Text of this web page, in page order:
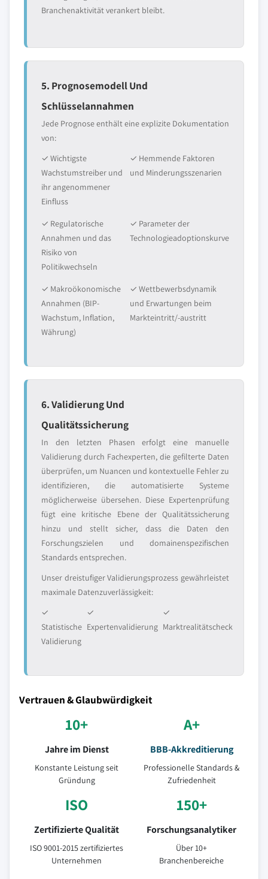
Branchenaktivität verankert bleibt.
5. Prognosemodell Und
Schlüsselannahmen
Jede Prognose enthält eine explizite Dokumentation
von:
✓ Wichtigste
Wachstumstreiber und
ihr angenommener
Einfluss
✓ Hemmende Faktoren
und Minderungsszenarien
✓ Regulatorische
Annahmen und das
Risiko von
Politikwechseln
✓ Parameter der
Technologieadoptionskurve
✓ Makroökonomische
Annahmen (BIP-
Wachstum, Inflation,
Währung)
✓ Wettbewerbsdynamik
und Erwartungen beim
Markteintritt/-austritt
6. Validierung Und
Qualitätssicherung
In den letzten Phasen erfolgt eine manuelle
Validierung durch Fachexperten, die gefilterte Daten
überprüfen, um Nuancen und kontextuelle Fehler zu
identifizieren, die automatisierte Systeme
möglicherweise übersehen. Diese Expertenprüfung
fügt eine kritische Ebene der Qualitätssicherung
hinzu und stellt sicher, dass die Daten den
Forschungszielen und domainenspezifischen
Standards entsprechen.
Unser dreistufiger Validierungsprozess gewährleistet
maximale Datenzuverlässigkeit:
✓
Statistische
Validierung
✓
Expertenvalidierung
✓
Marktrealitätscheck
Vertrauen & Glaubwürdigkeit
10+
Jahre im Dienst
Konstante Leistung seit
Gründung
A+
BBB-Akkreditierung
Professionelle Standards &
Zufriedenheit
ISO
Zertifizierte Qualität
ISO 9001-2015 zertifiziertes
Unternehmen
150+
Forschungsanalytiker
Über 10+
Branchenbereiche